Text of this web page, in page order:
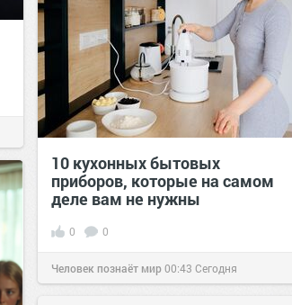
10 кухонных бытовых
приборов, которые на самом
деле вам не нужны
0 0
Человек познаёт мир00:43 Сегодня